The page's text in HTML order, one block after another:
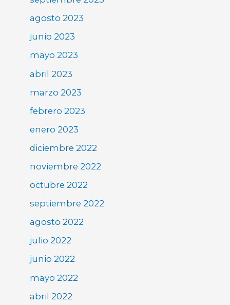
agosto 2023
junio 2023
mayo 2023
abril 2023
marzo 2023
febrero 2023
enero 2023
diciembre 2022
noviembre 2022
octubre 2022
septiembre 2022
agosto 2022
julio 2022
junio 2022
mayo 2022
abril 2022